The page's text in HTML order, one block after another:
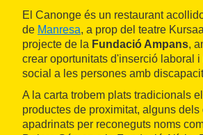
El Canonge és un restaurant
de Manresa, a prop del teatre
projecte de la Fundació Ampans,
crear oportunitats d'inserció laboral
social a les persones amb
A la carta trobem plats tradicionals
productes de proximitat, alguns
apadrinats per reconeguts noms